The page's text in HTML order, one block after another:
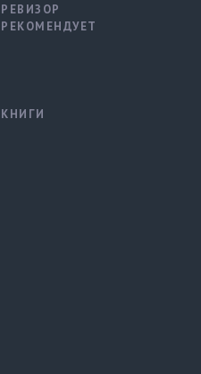
РЕВИЗОР
РЕКОМЕНДУЕТ
КНИГИ